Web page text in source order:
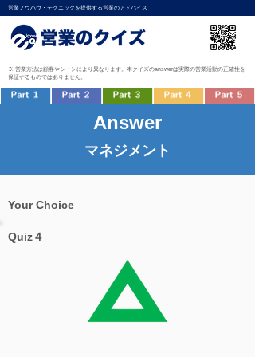
営業ノウハウ・テクニックを提供する営業のアドバイス
※ 営業方法は顧客やシーンにより異なります。本クイズのanswerは実際の営業活動の正確性を
保証するものではありません。
Answer
マネジメント
Your Choice
Quiz４